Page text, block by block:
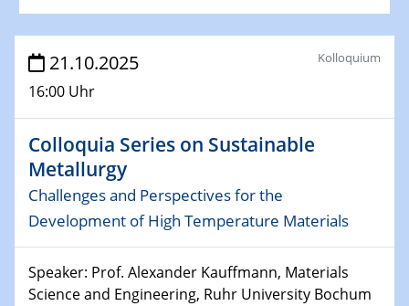
Veranstaltungen
30.11.-0001 - 06.02.2025
SFB/TRR 247 Seminar
08.01.2025
Physikalisches Kolloquium
Shaping the future: The role of metrology in a changing
world
14.01.2025
SFB 1242 Kolloquium
21.10.2025
16:00 Uhr
Kolloquium
Colloquia Series on Sustainable
Metallurgy
Challenges and Perspectives for the
Development of High Temperature Materials
Speaker: Prof. Alexander Kauffmann, Materials
Science and Engineering, Ruhr University Bochum